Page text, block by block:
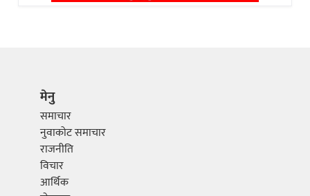
मेनु
समाचार
नुवाकोट समाचार
राजनीति
विचार
आर्थिक